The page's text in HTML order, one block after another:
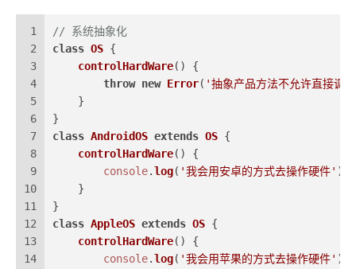
1
2
3
4
5
6
7
8
9
10
11
12
13
14
// 系统抽象化
class OS {
controlHardWare( ) {
throw new Error( '抽象产品方法不允许直接调
    }
}
class AndroidOS extends OS {
controlHardWare( ) {
console.log( '我会用安卓的方式去操作硬件' )
    }
}
class AppleOS extends OS {
controlHardWare( ) {
console.log( '我会用苹果的方式去操作硬件' )